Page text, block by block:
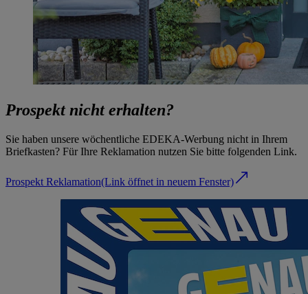
Prospekt nicht erhalten?
Sie haben unsere wöchentliche EDEKA-Werbung nicht in Ihrem
Briefkasten? Für Ihre Reklamation nutzen Sie bitte folgenden Link.
Prospekt Reklamation(Link öffnet in neuem Fenster)